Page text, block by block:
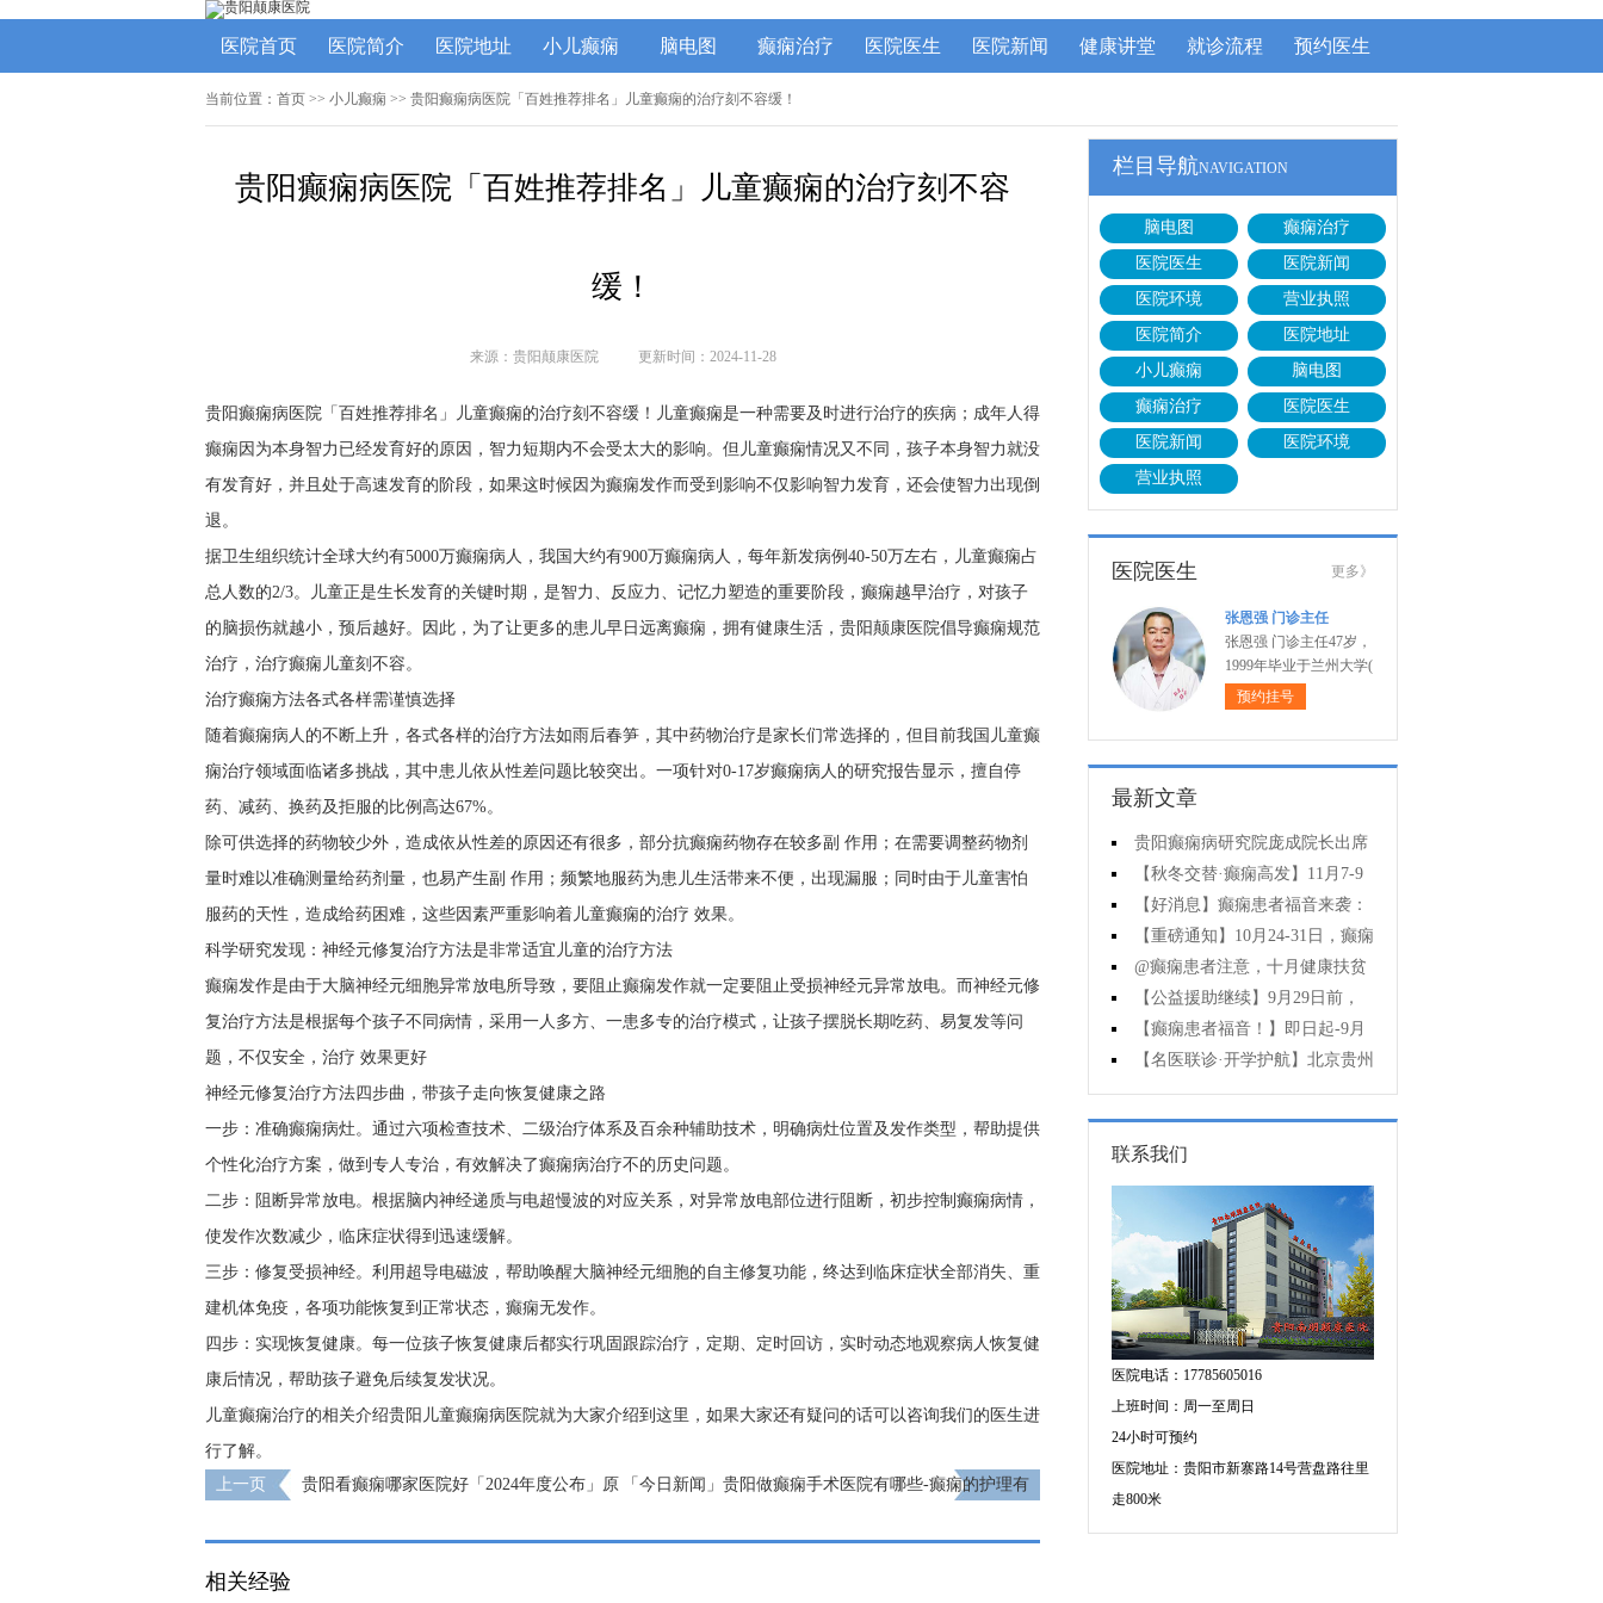
医院首页 医院简介 医院地址 小儿癫痫 脑电图 癫痫治疗 医院医生 医院新闻 健康讲堂 就诊流程 预约医生
当前位置： 首页 >> 小儿癫痫 >> 贵阳癫痫病医院「百姓推荐排名」儿童癫痫的治疗刻不容缓！
贵阳癫痫病医院「百姓推荐排名」儿童癫痫的治疗刻不容
缓！
来源：贵阳颠康医院 更新时间：2024-11-28
贵阳癫痫病医院「百姓推荐排名」儿童癫痫的治疗刻不容缓！儿童癫痫是一种需要及时进行治疗的疾病；成年人得
癫痫因为本身智力已经发育好的原因，智力短期内不会受太大的影响。但儿童癫痫情况又不同，孩子本身智力就没
有发育好，并且处于高速发育的阶段，如果这时候因为癫痫发作而受到影响不仅影响智力发育，还会使智力出现倒
退。
据卫生组织统计全球大约有5000万癫痫病人，我国大约有900万癫痫病人，每年新发病例40-50万左右，儿童癫痫占
总人数的2/3。儿童正是生长发育的关键时期，是智力、反应力、记忆力塑造的重要阶段，癫痫越早治疗，对孩子
的脑损伤就越小，预后越好。因此，为了让更多的患儿早日远离癫痫，拥有健康生活，贵阳颠康医院倡导癫痫规范
治疗，治疗癫痫儿童刻不容。
治疗癫痫方法各式各样需谨慎选择
随着癫痫病人的不断上升，各式各样的治疗方法如雨后春笋，其中药物治疗是家长们常选择的，但目前我国儿童癫
痫治疗领域面临诸多挑战，其中患儿依从性差问题比较突出。一项针对0-17岁癫痫病人的研究报告显示，擅自停
药、减药、换药及拒服的比例高达67%。
除可供选择的药物较少外，造成依从性差的原因还有很多，部分抗癫痫药物存在较多副 作用；在需要调整药物剂
量时难以准确测量给药剂量，也易产生副 作用；频繁地服药为患儿生活带来不便，出现漏服；同时由于儿童害怕
服药的天性，造成给药困难，这些因素严重影响着儿童癫痫的治疗 效果。
科学研究发现：神经元修复治疗方法是非常适宜儿童的治疗方法
癫痫发作是由于大脑神经元细胞异常放电所导致，要阻止癫痫发作就一定要阻止受损神经元异常放电。而神经元修
复治疗方法是根据每个孩子不同病情，采用一人多方、一患多专的治疗模式，让孩子摆脱长期吃药、易复发等问
题，不仅安全，治疗 效果更好
神经元修复治疗方法四步曲，带孩子走向恢复健康之路
一步：准确癫痫病灶。通过六项检查技术、二级治疗体系及百余种辅助技术，明确病灶位置及发作类型，帮助提供
个性化治疗方案，做到专人专治，有效解决了癫痫病治疗不的历史问题。
二步：阻断异常放电。根据脑内神经递质与电超慢波的对应关系，对异常放电部位进行阻断，初步控制癫痫病情，
使发作次数减少，临床症状得到迅速缓解。
三步：修复受损神经。利用超导电磁波，帮助唤醒大脑神经元细胞的自主修复功能，终达到临床症状全部消失、重
建机体免疫，各项功能恢复到正常状态，癫痫无发作。
四步：实现恢复健康。每一位孩子恢复健康后都实行巩固跟踪治疗，定期、定时回访，实时动态地观察病人恢复健
康后情况，帮助孩子避免后续复发状况。
儿童癫痫治疗的相关介绍贵阳儿童癫痫病医院就为大家介绍到这里，如果大家还有疑问的话可以咨询我们的医生进
行了解。
上一页
贵阳看癫痫哪家医院好「2024年度公布」原
「今日新闻」贵阳做癫痫手术医院有哪些-癫痫的护理有
相关经验
栏目导航NAVIGATION
脑电图
癫痫治疗
医院医生
医院新闻
医院环境
营业执照
医院简介
医院地址
小儿癫痫
脑电图
癫痫治疗
医院医生
医院新闻
医院环境
营业执照
医院医生 更多》
张恩强 门诊主任
张恩强 门诊主任47岁，
1999年毕业于兰州大学(
预约挂号
最新文章
贵阳癫痫病研究院庞成院长出席
第十一届CAAE国际癫痫论坛暨协会
成立20周年庆典
【秋冬交替·癫痫高发】11月7-9
日，超难约的北京三甲名医，携手
贵州专家团共抗癫痫，速约！
【好消息】癫痫患者福音来袭：
万元救助+半价专项检查+京黔专家
免费亲诊，符合条件者速申请！
【重磅通知】10月24-31日，癫痫
病专项检查全额救助+京黔名医免费
亲诊+高达万元补贴，名额有限，速
@癫痫患者注意，十月健康扶贫
救助计划开启，专家免费亲诊+高达
万元治疗救助，速抢名额！
【公益援助继续】9月29日前，
癫痫名医免费亲诊+检查治疗大额援
助持续发放，速约！
【癫痫患者福音！】即日起-9月
15日，专项检查免费+北京三甲知名
专家空降贵阳亲诊，勿错过！
【名医联诊·开学护航】北京贵州
三甲癫痫名医公益亲诊+检查治疗大
额援助，速约！
联系我们
医院电话：17785605016
上班时间：周一至周日
24小时可预约
医院地址：贵阳市新寨路14号营盘路往里
走800米